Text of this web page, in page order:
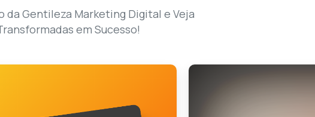
da Gentileza Marketing Digital e Veja
em Sucesso!